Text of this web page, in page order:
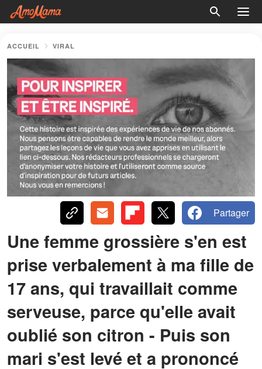
ACCUEIL VIRAL
Partager
Une femme grossière s'en est
prise verbalement à ma fille de
17 ans, qui travaillait comme
serveuse, parce qu'elle avait
oublié son citron - Puis son
mari s'est levé et a prononcé